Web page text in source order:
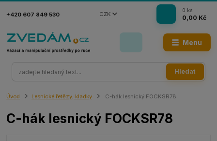
Menu
CZK
Hledat
+420 607 849 530
0 ks
0,00 Kč
Úvod Lesnické řetězy, kladky C-hák lesnický FOCKSR78
C-hák lesnický FOCKSR78